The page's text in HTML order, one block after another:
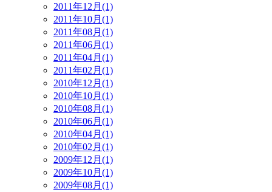
2011年12月(1)
2011年10月(1)
2011年08月(1)
2011年06月(1)
2011年04月(1)
2011年02月(1)
2010年12月(1)
2010年10月(1)
2010年08月(1)
2010年06月(1)
2010年04月(1)
2010年02月(1)
2009年12月(1)
2009年10月(1)
2009年08月(1)